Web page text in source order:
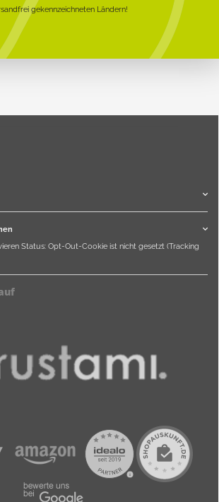
gekennzeichneten Ländern!
Status: Opt-Out-Cookie ist nicht gesetzt (Tracking